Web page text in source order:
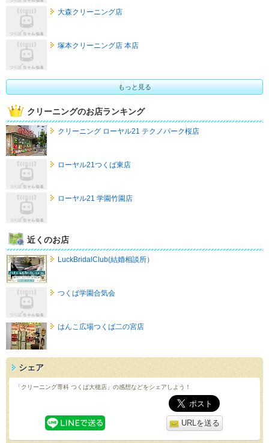
大森クリーニング店
塚本クリーニング店 本店
もっと見る
クリーニングのお店ランキング
クリーニング ローヤル21 テクノパーク桜店
ローヤル21つくば東店
ローヤル21 学園竹園店
近くのお店
LuckBridalClub(結婚相談所）
つくば学園合気会
はんこ広場つくば二の宮店
シェア
「クリーニング専科 つくば大穂店」の感想などをシェアしよう！
URLを送る